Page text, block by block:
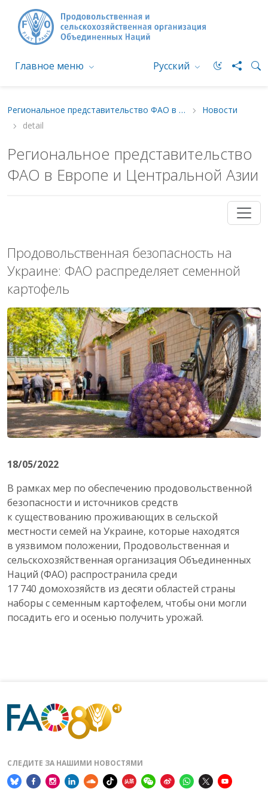
Главное меню Русский
Региональное представительство ФАО в Европе и Центральной Азии
Новости
detail
Региональное представительство
ФАО в Европе и Центральной Азии
Продовольственная безопасность на
Украине: ФАО раcпределяет семенной
картофель
18/05/2022
В рамках мер по обеспечению продовольственной
безопасности и источников средств
к существованию проживающих в сельской
местности семей на Украине, которые находятся
в уязвимом положении, Продовольственная и
сельскохозяйственная организация Объединенных
Наций (ФАО) распространила среди
17 740 домохозяйств из десяти областей страны
наборы с семенным картофелем, чтобы они могли
посадить его и осенью получить урожай.
СЛЕДИТЕ ЗА НАШИМИ НОВОСТЯМИ